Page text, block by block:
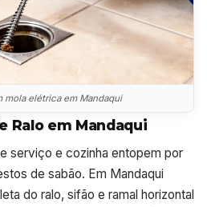
mola elétrica em Mandaqui
Ralo em Mandaqui
serviço e cozinha entopem por
de sabão. Em Mandaqui
do ralo, sifão e ramal horizontal